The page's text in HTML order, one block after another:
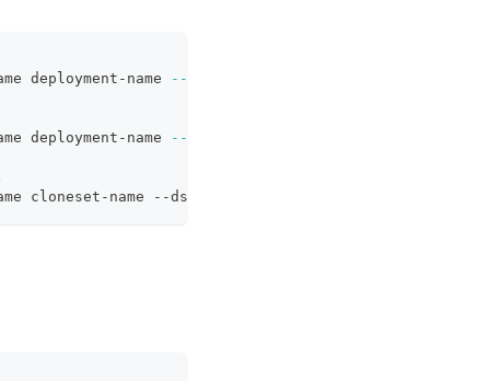
deployment-name --create
deployment-name --create
cloneset-name --dst-name deployment-name